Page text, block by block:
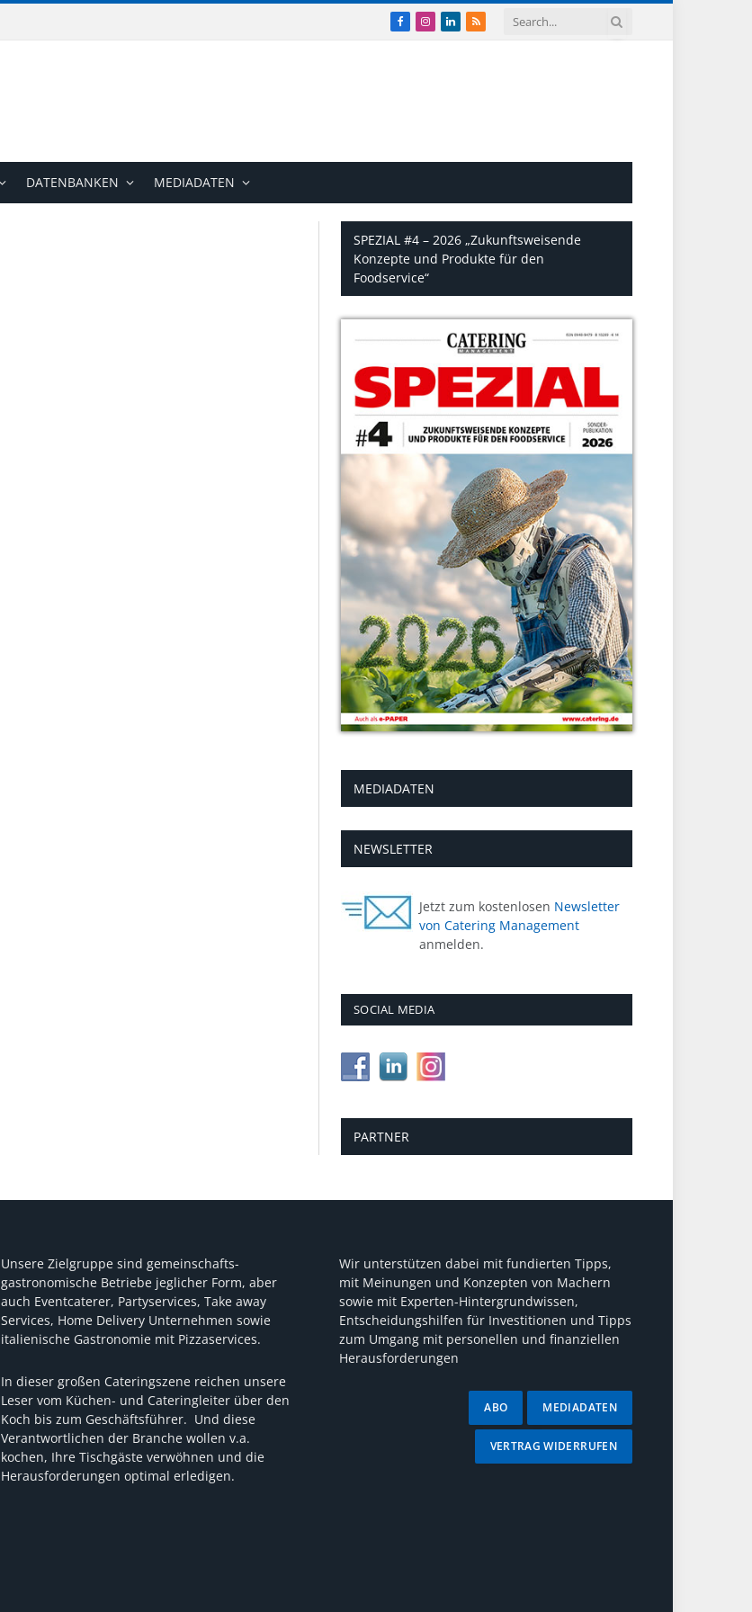
Facebook
Instagram
LinkedIn
RSS
DATENBANKEN MEDIADATEN
SPEZIAL #4 – 2026 „Zukunftsweisende
Konzepte und Produkte für den
Foodservice“
MEDIADATEN
NEWSLETTER
Jetzt zum kostenlosen Newsletter
von Catering Management
anmelden.
SOCIAL MEDIA
PARTNER
Unsere Zielgruppe sind gemeinschafts-
gastronomische Betriebe jeglicher Form, aber
auch Eventcaterer, Partyservices, Take away
Services, Home Delivery Unternehmen sowie
italienische Gastronomie mit Pizzaservices.
In dieser großen Cateringszene reichen unsere
Leser vom Küchen- und Cateringleiter über den
Koch bis zum Geschäftsführer. Und diese
Verantwortlichen der Branche wollen v.a.
kochen, Ihre Tischgäste verwöhnen und die
Herausforderungen optimal erledigen.
Wir unterstützen dabei mit fundierten Tipps,
mit Meinungen und Konzepten von Machern
sowie mit Experten-Hintergrundwissen,
Entscheidungshilfen für Investitionen und Tipps
zum Umgang mit personellen und finanziellen
Herausforderungen
MEDIADATEN
ABO
VERTRAG WIDERRUFEN